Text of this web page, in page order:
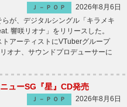
Ｊ－ＰＯＰ
2026年8月6日
が、デジタルシングル「キラメキ
響咲リオナ」をリリースした。
トアーティストにVTuberグループ
オナ、サウンドプロデューサーに
ューSG『星』CD発売
Ｊ－ＰＯＰ
2026年8月6日